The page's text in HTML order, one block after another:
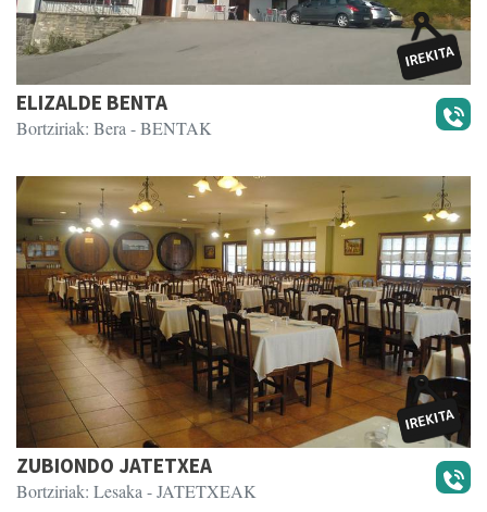
ELIZALDE BENTA
Bortziriak: Bera - BENTAK
ZUBIONDO JATETXEA
Bortziriak: Lesaka - JATETXEAK